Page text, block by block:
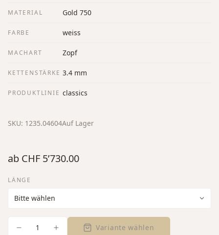
MATERIAL Gold 750
FARBE weiss
MACHART Zopf
KETTENSTÄRKE 3.4 mm
PRODUKTLINIE classics
SKU: 1235.04604Auf Lager
ab CHF 5’730.00
LÄNGE
1 Variante wählen